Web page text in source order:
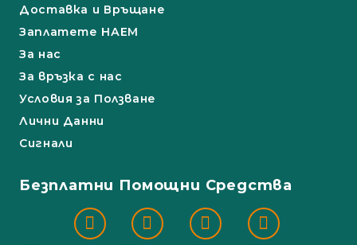
Доставка и Връщане
Заплатете НАЕМ
За нас
За връзка с нас
Условия за Ползване
Лични Данни
Сигнали
Безплатни Помощни Средства